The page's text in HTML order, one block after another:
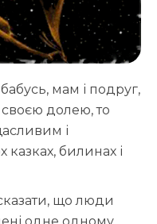
мам і подруг,
долею, то
і
казках, билинах і
що люди